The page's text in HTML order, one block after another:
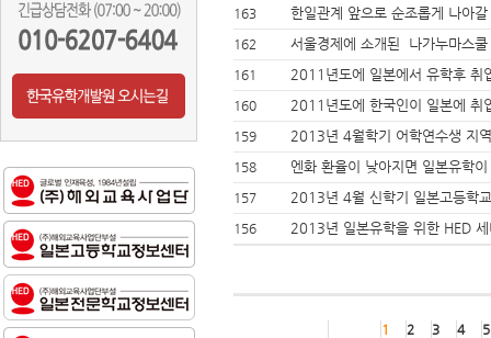
163 한일관계 앞으로 순조롭게 나아
162 서울경제에 소개된 나가누마스쿨
161 2011년도에 일본에서 유학후 취
160 2011년도에 한국인이 일본에 취
159 2013년 4월학기 어학연수생 지
158 엔화 환율이 낮아지면 일본유학
157 2013년 4월 신학기 일본고등학
156 2013년 일본유학을 위한 HED
1 2 3 4 5